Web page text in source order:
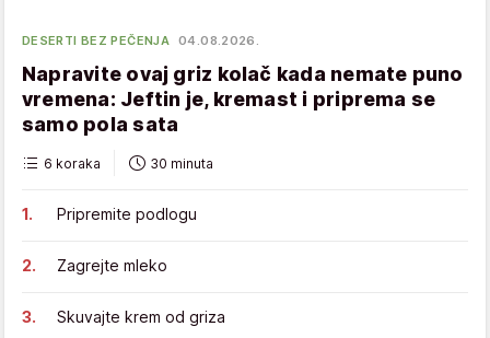
DESERTI BEZ PEČENJA 04.08.2026.
Napravite ovaj griz kolač kada nemate puno
vremena: Jeftin je, kremast i priprema se
samo pola sata
6 koraka 30 minuta
Pripremite podlogu
Zagrejte mleko
Skuvajte krem od griza